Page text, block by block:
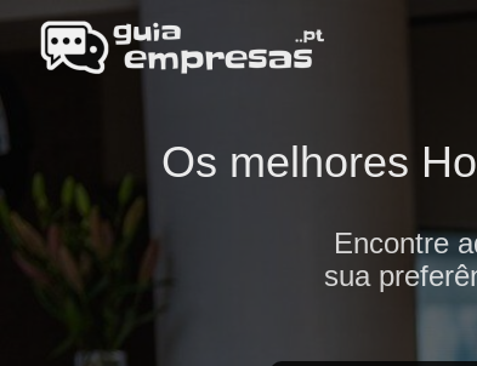
Os melhores
Encontre
sua